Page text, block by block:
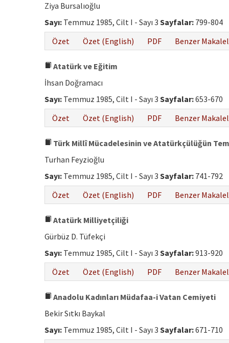
Ziya Bursalıoğlu
Sayı: Temmuz 1985, Cilt I - Sayı 3 Sayfalar: 799-804
Özet
Özet (English) PDF Benzer
Atatürk ve Eğitim
İhsan Doğramacı
Sayı: Temmuz 1985, Cilt I - Sayı 3 Sayfalar:653-670
Özet
Özet (English) PDF Benzer
Türk Millî Mücadelesinin ve Atatürkçülüğün
Turhan Feyzioğlu
Sayı: Temmuz 1985, Cilt I - Sayı 3 Sayfalar: 741-792
Özet
Özet (English) PDF Benzer
Atatürk Milliyetçiliği
Gürbüz D. Tüfekçi
Sayı: Temmuz 1985, Cilt I - Sayı 3 Sayfalar:913-920
Özet
Özet (English) PDF Benzer
Anadolu Kadınları Müdafaa-i Vatan Cemiyeti
Bekir Sıtkı Baykal
Sayı: Temmuz 1985, Cilt I - Sayı 3 Sayfalar:671-710